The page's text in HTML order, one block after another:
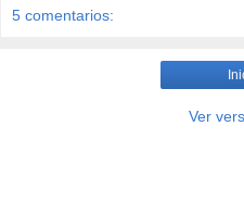
5 comentarios:
Ver